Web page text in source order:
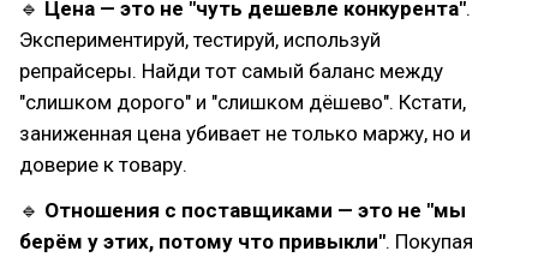
🔹 Цена — это не "чуть дешевле конкурента".
Экспериментируй, тестируй, используй
репрайсеры. Найди тот самый баланс между
"слишком дорого" и "слишком дёшево". Кстати,
заниженная цена убивает не только маржу, но и
доверие к товару.
🔹 Отношения с поставщиками — это не "мы
берём у этих, потому что привыкли". Покупая